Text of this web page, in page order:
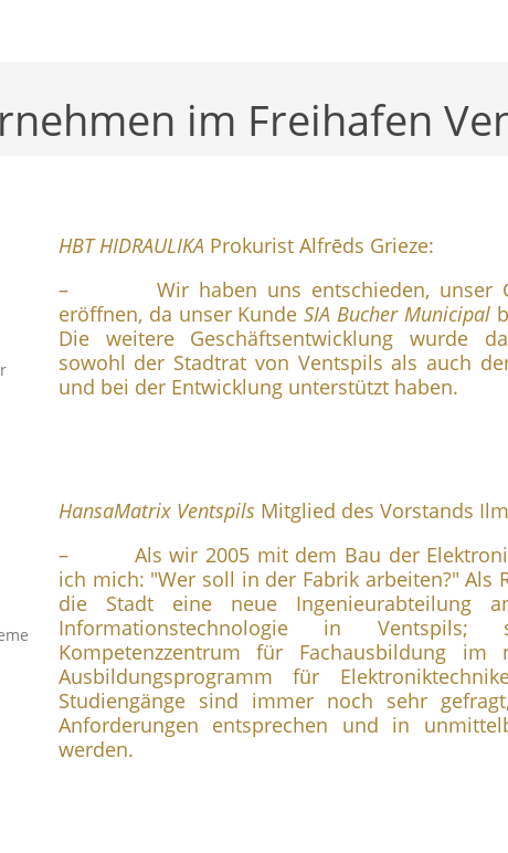
im Freihafen
HBT HIDRAULIKA Prokurist Alfrēds Grieze:
– Wir haben uns entschieden, unser
eröffnen, da unser KundeSIA Bucher Municipal
Die weitere Geschäftsentwicklung wurde
sowohl der Stadtrat von Ventspils als auch
und bei der Entwicklung unterstützt haben.
HansaMatrix Ventspils Mitglied des Vorstands
– Als wir 2005 mit dem Bau der
ich mich: "Wer soll in der Fabrik arbeiten?" Als
die Stadt eine neue Ingenieurabteilung
Informationstechnologie in
Kompetenzzentrum für Fachausbildung
Ausbildungsprogramm für
Studiengänge sind immer noch sehr
Anforderungen entsprechen und in
werden.